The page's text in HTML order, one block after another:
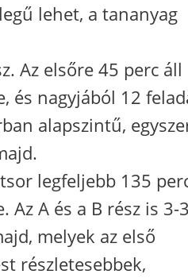
lehet, a tananyag
Az elsőre 45 perc áll
és nagyjából 12
alapszintű,
legfeljebb 135
Az A és a B rész is 3-
melyek az első
részletesebbek,